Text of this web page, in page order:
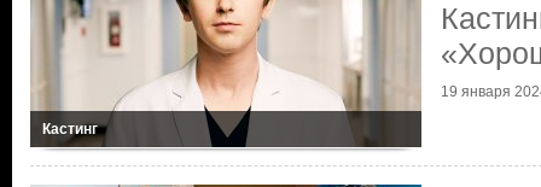
Кастинг
19 января